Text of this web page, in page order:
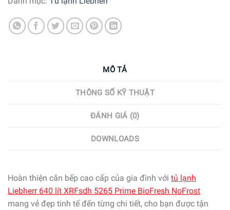
MÔ TẢ
THÔNG SỐ KỸ THUẬT
ĐÁNH GIÁ (0)
DOWNLOADS
Hoàn thiện căn bếp cao cấp của gia đình với tủ lạnh
Liebherr 640 lít XRFsdh 5265 Prime BioFresh NoFrost
mang vẻ đẹp tinh tế đến từng chi tiết, cho bạn được tận